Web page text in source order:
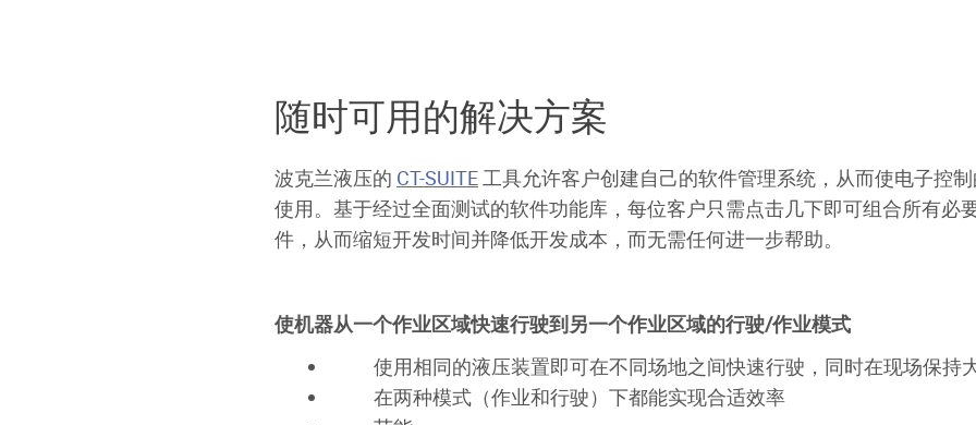
随时可用的解决方案
波克兰液压的 CT-SUITE工具允许客户创建自己的软件管理系统，从而使电子控
使用。基于经过全面测试的软件功能库，每位客户只需点击几下即可组合所有必
件，从而缩短开发时间并降低开发成本，而无需任何进一步帮助。
使机器从一个作业区域快速行驶到另一个作业区域的行驶/作业模式
使用相同的液压装置即可在不同场地之间快速行驶，同时在现场保持
在两种模式（作业和行驶）下都能实现合适效率